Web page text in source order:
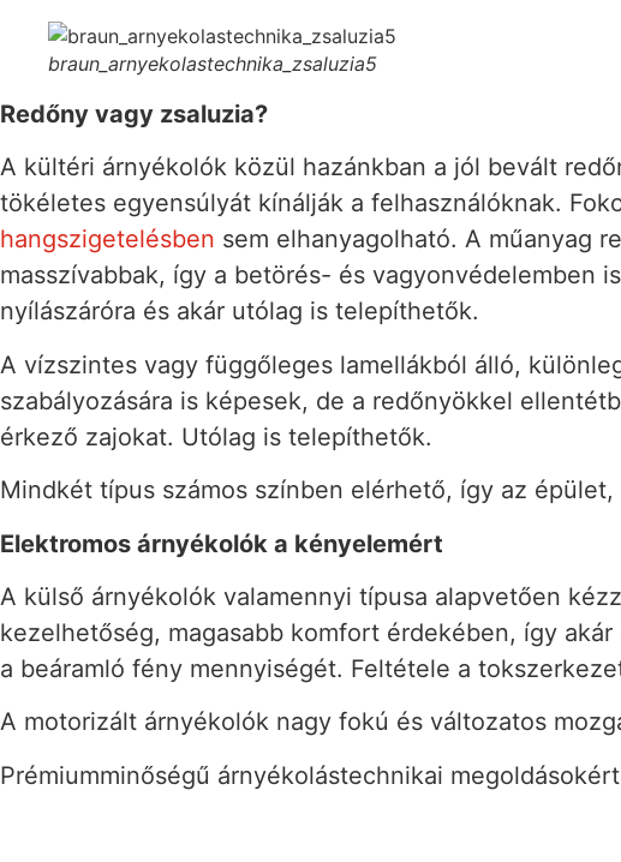
braun_arnyekolastechnika_zsaluzia5
Redőny vagy zsaluzia?
A kültéri árnyékolók közül hazánkban a jól bevált
tökéletes egyensúlyát kínálják a felhasználóknak.
hangszigetelésben sem elhanyagolható. A műanyag
masszívabbak, így a betörés- és vagyonvédelemben
nyílászáróra és akár utólag is telepíthetők.
A vízszintes vagy függőleges lamellákból álló,
szabályozására is képesek, de a redőnyökkel
érkező zajokat. Utólag is telepíthetők.
Mindkét típus számos színben elérhető, így az
Elektromos árnyékolók a kényelemért
A külső árnyékolók valamennyi típusa alapvetően
kezelhetőség, magasabb komfort érdekében, így
a beáramló fény mennyiségét. Feltétele a
A motorizált árnyékolók nagy fokú és változatos
Prémiumminőségű árnyékolástechnikai megoldásokért